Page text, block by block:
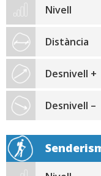
Nivell
Distància
Desnivell +
Desnivell –